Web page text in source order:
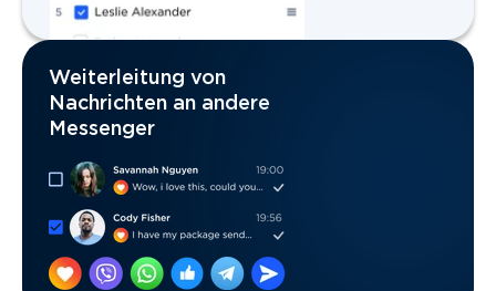
Weiterleitung von
Nachrichten an andere
Messenger